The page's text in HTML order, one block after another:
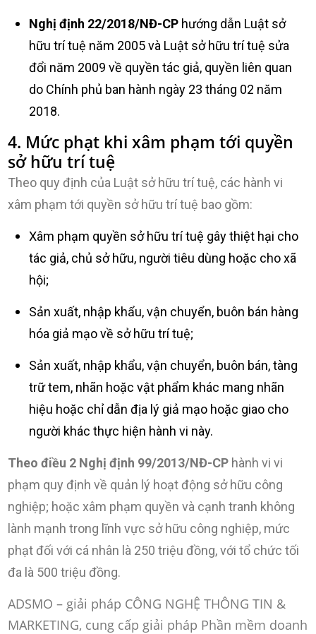
Nghị định 22/2018/NĐ-CP hướng dẫn Luật sở
hữu trí tuệ năm 2005 và Luật sở hữu trí tuệ sửa
đổi năm 2009 về quyền tác giả, quyền liên quan
do Chính phủ ban hành ngày 23 tháng 02 năm
2018.
4. Mức phạt khi xâm phạm tới quyền
sở hữu trí tuệ
Theo quy định của Luật sở hữu trí tuệ, các hành vi
xâm phạm tới quyền sở hữu trí tuệ bao gồm:
Xâm phạm quyền sở hữu trí tuệ gây thiệt hại cho
tác giả, chủ sở hữu, người tiêu dùng hoặc cho xã
hội;
Sản xuất, nhập khẩu, vận chuyển, buôn bán hàng
hóa giả mạo về sở hữu trí tuệ;
Sản xuất, nhập khẩu, vận chuyển, buôn bán, tàng
trữ tem, nhãn hoặc vật phẩm khác mang nhãn
hiệu hoặc chỉ dẫn địa lý giả mạo hoặc giao cho
người khác thực hiện hành vi này.
Theo điều 2 Nghị định 99/2013/NĐ-CP hành vi vi
phạm quy định về quản lý hoạt động sở hữu công
nghiệp; hoặc xâm phạm quyền và cạnh tranh không
lành mạnh trong lĩnh vực sở hữu công nghiệp, mức
phạt đối với cá nhân là 250 triệu đồng, với tổ chức tối
đa là 500 triệu đồng.
ADSMO – giải pháp CÔNG NGHỆ THÔNG TIN &
MARKETING, cung cấp giải pháp Phần mềm doanh